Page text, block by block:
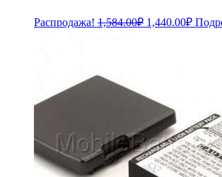
Распродажа! 1,584.00₽ 1,440.00₽
цена: